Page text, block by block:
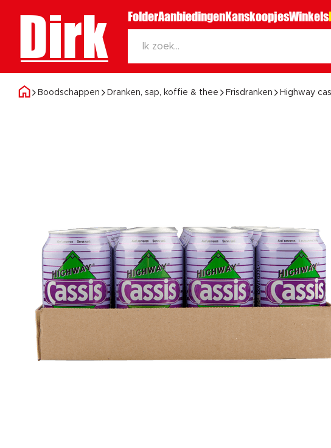
Dirk FolderAanbiedingenKanskoopjesWinkels
Boodschappen Dranken, sap, koffie & thee Frisdranken Highway